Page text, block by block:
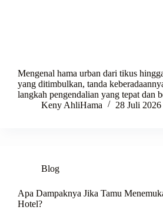
Mengenal hama urban dari tikus
yang ditimbulkan, tanda
langkah pengendalian yang tepat dan
Keny AhliHama
28 Juli 2026
Blog
Apa Dampaknya Jika Tamu
Hotel?